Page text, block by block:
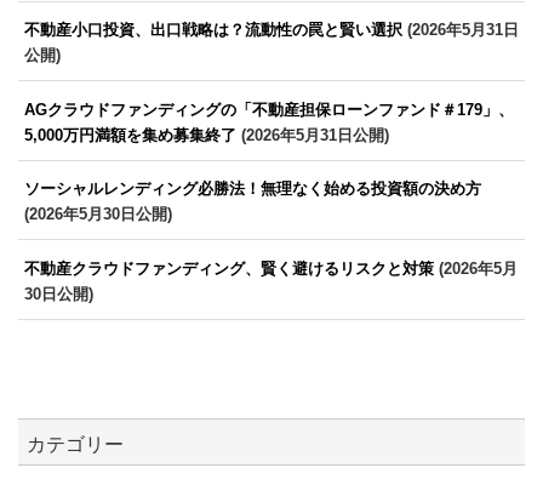
不動産小口投資、出口戦略は？流動性の罠と賢い選択 (2026年5月31日
公開)
AGクラウドファンディングの「不動産担保ローンファンド＃179」、
5,000万円満額を集め募集終了 (2026年5月31日公開)
ソーシャルレンディング必勝法！無理なく始める投資額の決め方
(2026年5月30日公開)
不動産クラウドファンディング、賢く避けるリスクと対策 (2026年5月
30日公開)
カテゴリー